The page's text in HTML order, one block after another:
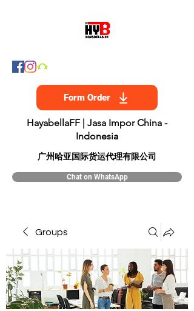
Form Order
HayabellaFF | Jasa Impor China -
Indonesia
​广州哈亚国际货运代理有限公司
Chat on WhatsApp
Groups